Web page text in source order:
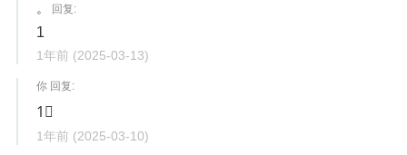
。 回复:
1
1年前 (2025-03-13)
你 回复:
1⃣️
1年前 (2025-03-10)